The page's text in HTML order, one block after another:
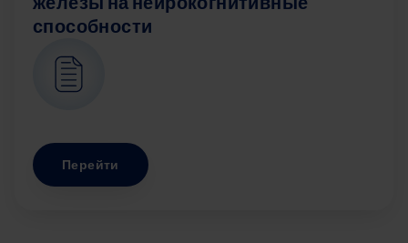
способности
Перейти